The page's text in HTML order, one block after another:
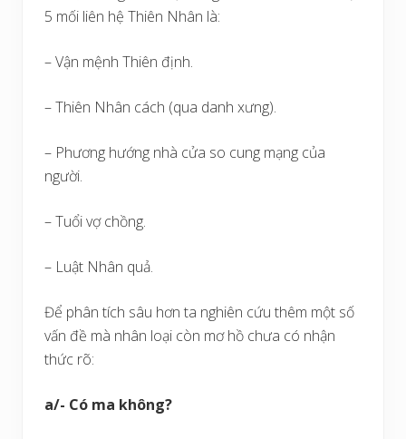
5 mối liên hệ Thiên Nhân là:
– Vận mệnh Thiên định.
– Thiên Nhân cách (qua danh xưng).
– Phương hướng nhà cửa so cung mạng của
người.
– Tuổi vợ chồng.
– Luật Nhân quả.
Để phân tích sâu hơn ta nghiên cứu thêm một số
vấn đề mà nhân loại còn mơ hồ chưa có nhận
thức rõ:
a/- Có ma không?